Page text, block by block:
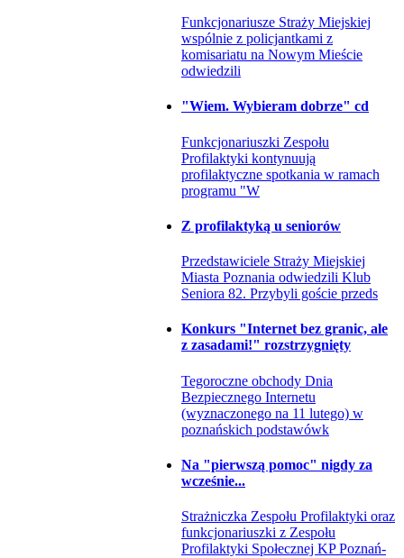
Funkcjonariusze Straży Miejskiej
wspólnie z policjantkami z
komisariatu na Nowym Mieście
odwiedzili
"Wiem. Wybieram dobrze" cd
Funkcjonariuszki Zespołu
Profilaktyki kontynuują
profilaktyczne spotkania w ramach
programu "W
Z profilaktyką u seniorów
Przedstawiciele Straży Miejskiej
Miasta Poznania odwiedzili Klub
Seniora 82. Przybyli goście przeds
Konkurs "Internet bez granic, ale
z zasadami!" rozstrzygnięty
Tegoroczne obchody Dnia
Bezpiecznego Internetu
(wyznaczonego na 11 lutego) w
poznańskich podstawówk
Na "pierwszą pomoc" nigdy za
wcześnie...
Strażniczka Zespołu Profilaktyki oraz
funkcjonariuszki z Zespołu
Profilaktyki Społecznej KP Poznań-